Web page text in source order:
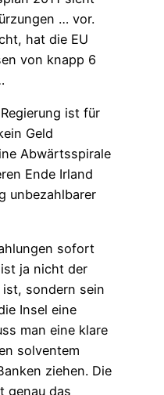
… vor.
hat die EU
von knapp 6
ist für
Geld
Abwärtsspirale
Ende Irland
unbezahlbarer
sofort
ja nicht der
sondern sein
Insel eine
man eine klare
solventem
ziehen. Die
genau das